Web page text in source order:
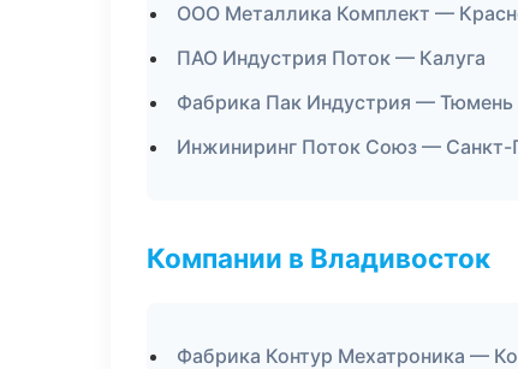
ООО Металлика Комплект —
ПАО Индустрия Поток — Калуга
Фабрика Пак Индустрия — Тюмень
Инжиниринг Поток Союз — Санкт-
Компании в Владивосток
Фабрика Контур Мехатроника —